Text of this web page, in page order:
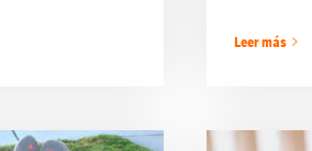
Leer más